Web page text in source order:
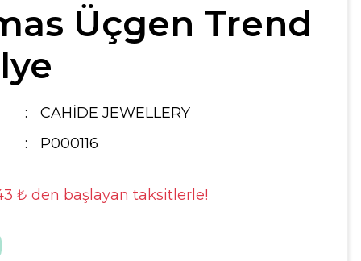
Üçgen Trend
CAHİDE JEWELLERY
P000116
₺ den başlayan taksitlerle!